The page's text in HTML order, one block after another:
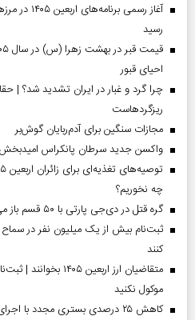
رسید
احیای قبور
چرا گرد و غبار در ایران تشدید شد؟ |
ریزگردهاست
مجازات سنگین برای آدم‌ربایان گوش‌بر
واکسن جدید سرطان پانکراس
چه نخوریم؟
گره قتل در دی‌جی پارتی با ۵۰ قسم باز می‌شود
ثبت‌نام بیش از یک میلیون نفر در سماح
کنند
متقاضیان ارز اربعین
موکول نکنید
کاهش ۲۵ درصدی بستری مجدد با